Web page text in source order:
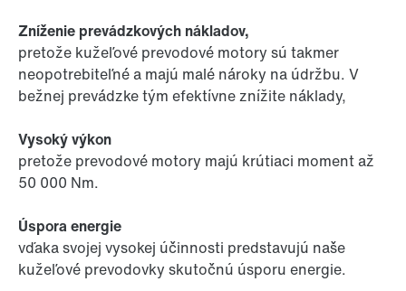
Zníženie prevádzkových nákladov,
pretože kužeľové prevodové motory sú takmer
neopotrebiteľné a majú malé nároky na údržbu. V
bežnej prevádzke tým efektívne znížite náklady,
Vysoký výkon
pretože prevodové motory majú krútiaci moment až
50 000 Nm.
Úspora energie
vďaka svojej vysokej účinnosti predstavujú naše
kužeľové prevodovky skutočnú úsporu energie.